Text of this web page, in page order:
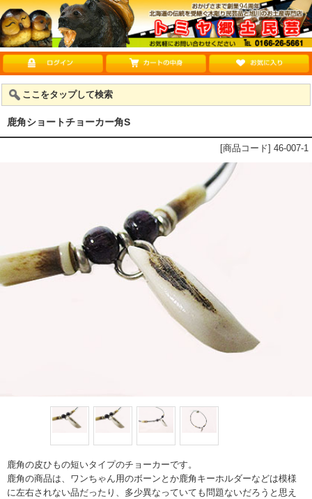
ここをタップして検索
鹿角ショートチョーカー角S
[商品コード] 46-007-1
鹿角の皮ひもの短いタイプのチョーカーです。
鹿角の商品は、ワンちゃん用のボーンとか鹿角キーホルダーなどは模様
に左右されない品だったり、多少異なっていても問題ないだろうと思え